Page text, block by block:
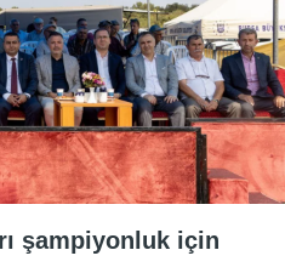
şampiyonluk için